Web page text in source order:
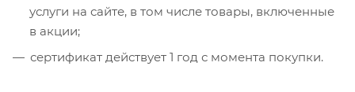
услуги на сайте, в том числе товары, включенные
в акции;
сертификат действует 1 год с момента покупки.